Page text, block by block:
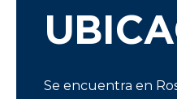
Se encuentra en